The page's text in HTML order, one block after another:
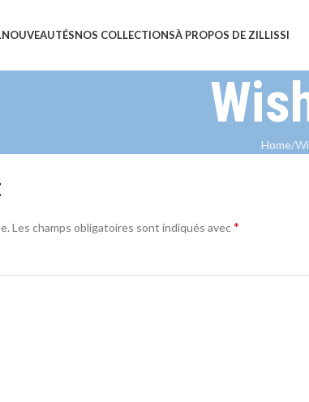
NOUVEAUTÉSNOS COLLECTIONSÀ PROPOS DE ZILLISSI
Home
Les champs obligatoires sont indiqués avec*